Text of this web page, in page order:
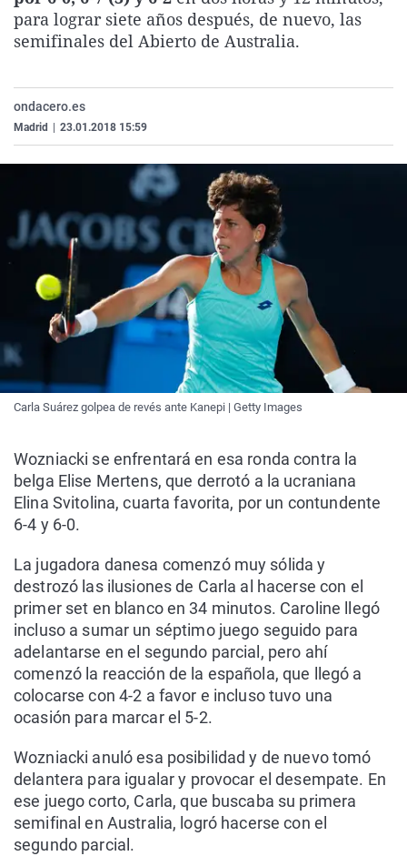
La rosa de los vientos
Gente viajera
Caso
Retornados
Extremadura
Galicia
País Vasco
Virales
Televisión
para lograr siete años después, de nuevo, las
semifinales del Abierto de Australia.
ondacero.es
Madrid 23.01.2018 15:59
Carla Suárez golpea de revés ante Kanepi | Getty Images
Wozniacki se enfrentará en esa ronda contra la
belga Elise Mertens, que derrotó a la ucraniana
Elina Svitolina, cuarta favorita, por un contundente
6-4 y 6-0.
La jugadora danesa comenzó muy sólida y
destrozó las ilusiones de Carla al hacerse con el
primer set en blanco en 34 minutos. Caroline llegó
incluso a sumar un séptimo juego seguido para
adelantarse en el segundo parcial, pero ahí
comenzó la reacción de la española, que llegó a
colocarse con 4-2 a favor e incluso tuvo una
ocasión para marcar el 5-2.
Wozniacki anuló esa posibilidad y de nuevo tomó
delantera para igualar y provocar el desempate. En
ese juego corto, Carla, que buscaba su primera
semifinal en Australia, logró hacerse con el
segundo parcial.